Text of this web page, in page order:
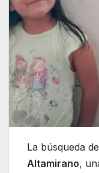
La búsqueda de
Altamirano,